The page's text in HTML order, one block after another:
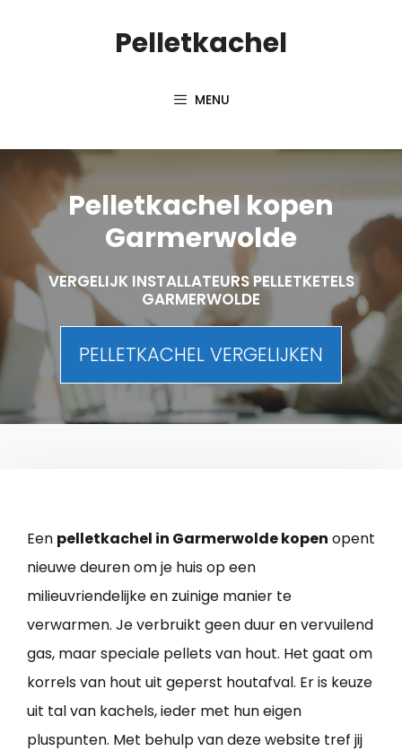
Pelletkachel
MENU
Pelletkachel kopen
Garmerwolde
VERGELIJK INSTALLATEURS PELLETKETELS
GARMERWOLDE
PELLETKACHEL VERGELIJKEN
Een pelletkachel in Garmerwolde kopen opent
nieuwe deuren om je huis op een
milieuvriendelijke en zuinige manier te
verwarmen. Je verbruikt geen duur en vervuilend
gas, maar speciale pellets van hout. Het gaat om
korrels van hout uit geperst houtafval. Er is keuze
uit tal van kachels, ieder met hun eigen
pluspunten. Met behulp van deze website tref jij